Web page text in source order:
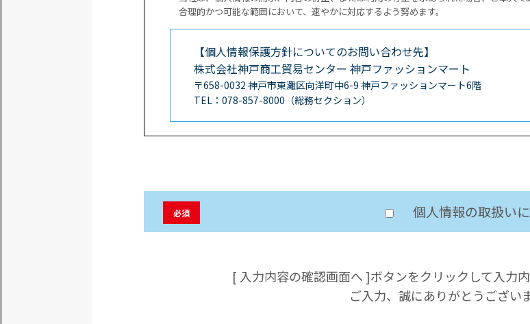
合理的かつ可能な範囲において、速やかに対応するよう努めます。
【個人情報保護方針についてのお問い合わせ先】
株式会社神戸商工貿易センター 神戸ファッションマート
〒658-0032 神戸市東灘区向洋町中6-9 神戸ファッションマート6階
TEL：078-857-8000（総務セクション）
必須 個人情報の取扱い
[ 入力内容の確認画面へ ]ボタンをクリックして入力
ご入力、誠にありがとうござい